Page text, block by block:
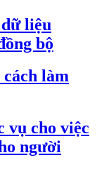
liệu
bộ
làm
vụ cho việc
người